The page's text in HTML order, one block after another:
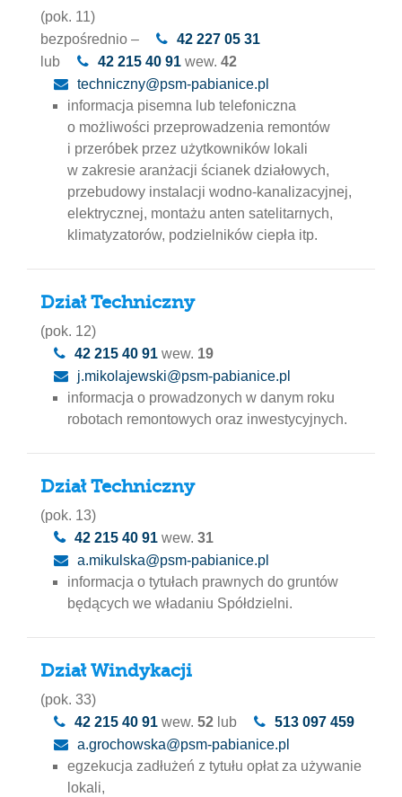
(pok. 11)
bezpośrednio –
42 227 05 31
lub
42 215 40 91 wew. 42
techniczny@psm-pabianice.pl
informacja pisemna lub telefoniczna
o możliwości przeprowadzenia remontów
i przeróbek przez użytkowników lokali
w zakresie aranżacji ścianek działowych,
przebudowy instalacji wodno-kanalizacyjnej,
elektrycznej, montażu anten satelitarnych,
klimatyzatorów, podzielników ciepła itp.
Dział Techniczny
(pok. 12)
42 215 40 91 wew. 19
j.mikolajewski@psm-pabianice.pl
informacja o prowadzonych w danym roku
robotach remontowych oraz inwestycyjnych.
Dział Techniczny
(pok. 13)
42 215 40 91 wew. 31
a.mikulska@psm-pabianice.pl
informacja o tytułach prawnych do gruntów
będących we władaniu Spółdzielni.
Dział Windykacji
(pok. 33)
42 215 40 91 wew. 52 lub
513 097 459
a.grochowska@psm-pabianice.pl
egzekucja zadłużeń z tytułu opłat za używanie
lokali,